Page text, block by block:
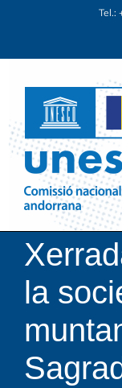
content
Tel.:
la